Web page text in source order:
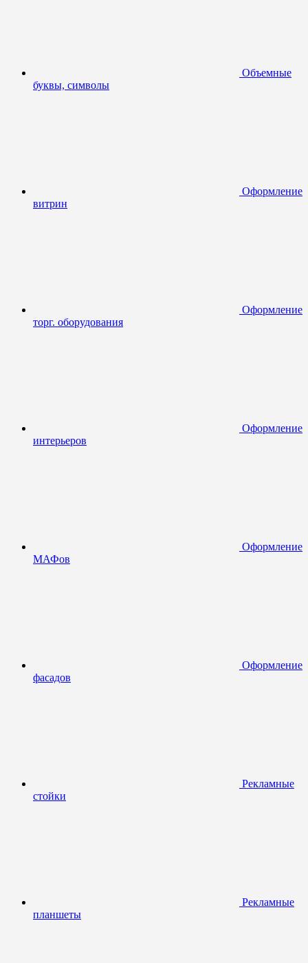
Объемные
буквы, символы
Оформление
витрин
Оформление
торг. оборудования
Оформление
интерьеров
Оформление
МАФов
Оформление
фасадов
Рекламные
стойки
Рекламные
планшеты